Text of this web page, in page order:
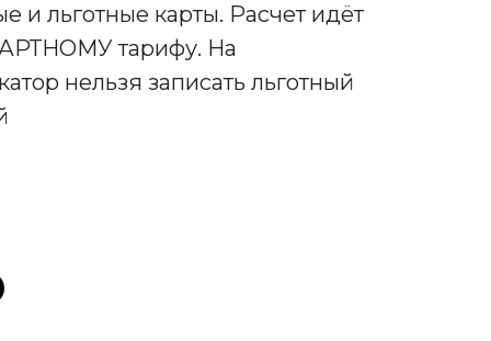
и льготные карты. Расчет идёт
тарифу. На
нельзя записать льготный